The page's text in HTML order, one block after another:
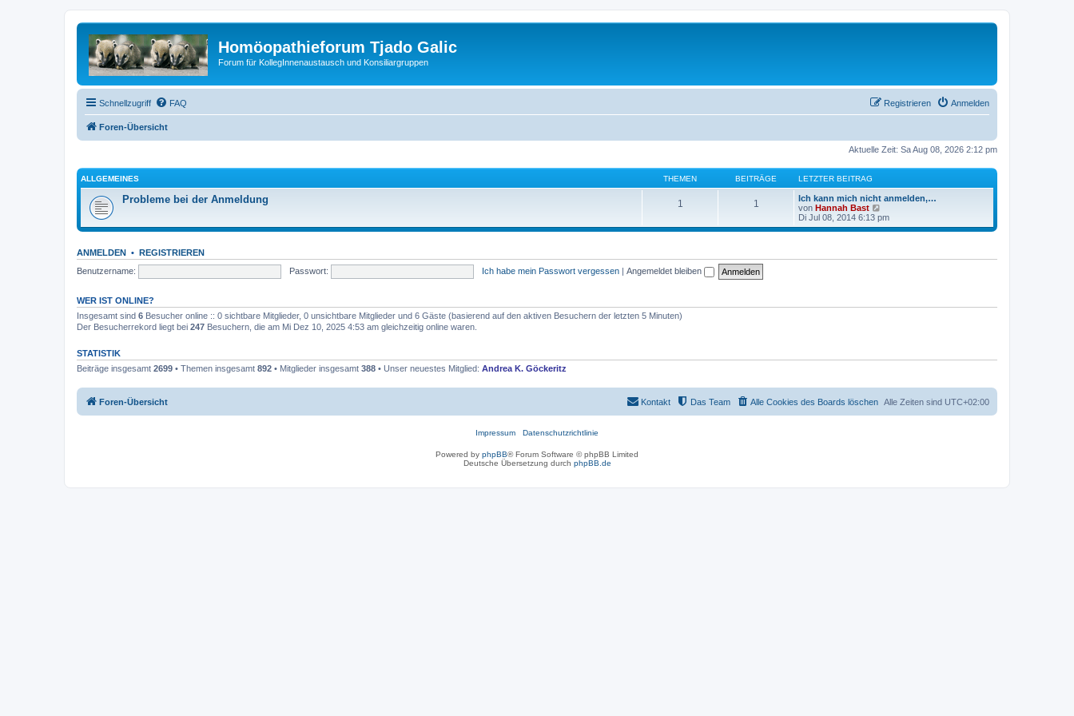
Homöopathieforum Tjado Galic
Forum für KollegInnenaustausch und Konsiliargruppen
Schnellzugriff FAQ Anmelden
Registrieren
Foren-Übersicht
Aktuelle Zeit: Sa Aug 08, 2026 2:12 pm
ALLGEMEINES THEMEN BEITRÄGE LETZTER BEITRAG
Probleme bei der Anmeldung 1 1
Ich kann mich nicht anmelden,…
von Hannah Bast
e
u
Di Jul 08, 2014 6:13 pm
ANMELDEN • REGISTRIEREN
Benutzername:
Passwort: Ich habe mein Passwort vergessen | Angemeldet bleiben
WER IST ONLINE?
Insgesamt sind 6 Besucher online :: 0 sichtbare Mitglieder, 0 unsichtbare Mitglieder und 6 Gäste (basierend auf den aktiven Besuchern der letzten 5 Minuten)
Der Besucherrekord liegt bei 247 Besuchern, die am Mi Dez 10, 2025 4:53 am gleichzeitig online waren.
STATISTIK
Beiträge insgesamt 2699 • Themen insgesamt 892 • Mitglieder insgesamt 388 • Unser neuestes Mitglied: Andrea K. Göckeritz
Foren-Übersicht Alle Zeiten sind UTC+02:00
Alle Cookies des Boards löschen
Das Team
Kontakt
Impressum Datenschutzrichtlinie
Powered by phpBB® Forum Software © phpBB Limited
Deutsche Übersetzung durch phpBB.de